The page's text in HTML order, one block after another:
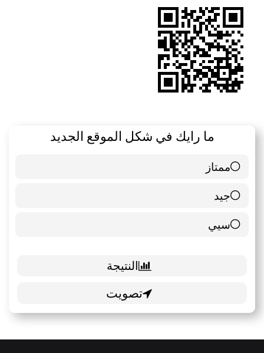
ما رايك في شكل الموقع الجديد
ممتاز
6 ( 85.71 % )
جيد
0 ( 0 % )
سيي
1 ( 14.29 % )